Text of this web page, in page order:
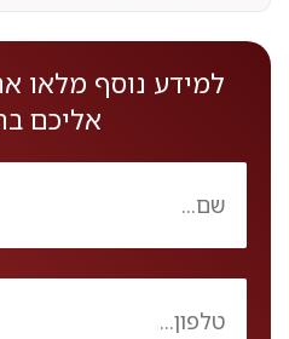
למידע נוסף מלאו
אליכם